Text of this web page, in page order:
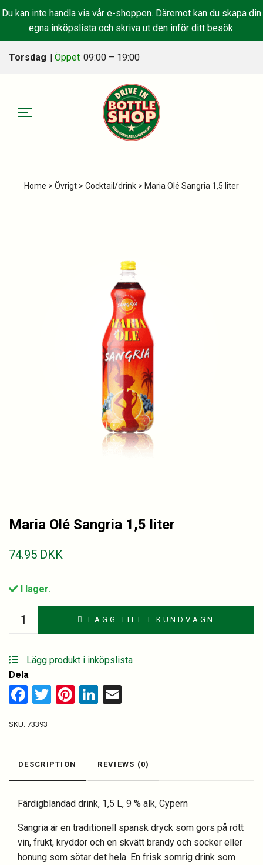
Du kan inte handla via vår e-shoppen. Däremot kan du skapa din
egna inköpslista och skriva ut den inför ditt besök.
Torsdag | Öppet 09:00 – 19:00
Home > Övrigt > Cocktail/drink > Maria Olé Sangria 1,5 liter
Maria Olé Sangria 1,5 liter
74.95 DKK
I lager.
Maria
1,5
liter
quantity
LÄGG TILL I KUNDVAGN
Lägg produkt i inköpslista
Dela
Facebook
TwitterPinterest
LinkedIn
SKU: 73393
DESCRIPTION REVIEWS (0)
Färdigblandad drink, 1,5 L, 9 % alk, Cypern
Sangria är en traditionell spansk dryck som görs på rött
vin, frukt, kryddor och en skvätt brandy och socker eller
honung som sötar det hela. En frisk somrig drink som